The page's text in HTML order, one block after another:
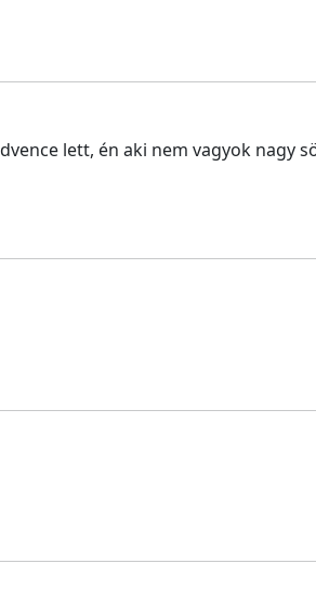
lett, én aki nem vagyok nagy